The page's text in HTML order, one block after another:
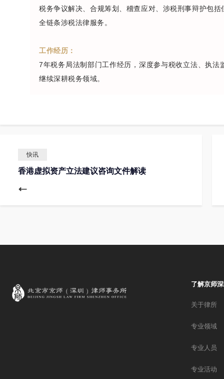
税务争议解决、合规筹划、稽查应对、涉税刑事辩护包
全链条涉税法律服务。
工作经历：
7年税务局法制部门工作经历，深度参与税收立法、执
继续深耕税务领域。
快讯
香港虚拟资产立法建议咨询文件解读
了解京师
关于律所
专业领域
专业人员
专业活动